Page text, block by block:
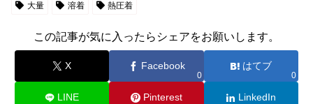
大量
溶着 熱圧着
この記事が気に入ったらシェアをお願いします。
X Facebook
0
はてブ
0
LINE Pinterest LinkedIn